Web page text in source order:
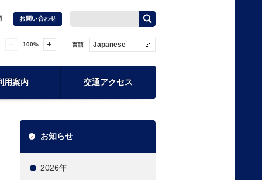
お問い合わせ
100% 言語 Japanese
用案内 交通アクセス
お知らせ
2026年